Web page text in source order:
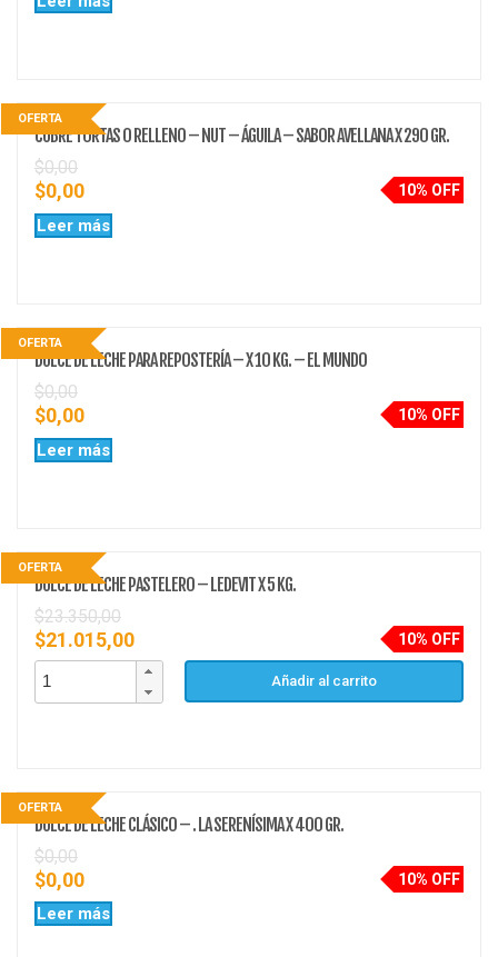
OFERTA
CUBRE TORTAS O RELLENO – NUT – ÁGUILA – SABOR AVELLANA X 290 GR.
10% OFF
$0,00
$0,00
Leer más
OFERTA
DULCE DE LECHE PARA REPOSTERÍA – X 10 KG. – EL MUNDO
10% OFF
$0,00
$0,00
Leer más
OFERTA
DULCE DE LECHE PASTELERO – LEDEVIT X 5 KG.
10% OFF
$23.350,00
$21.015,00
Añadir al carrito
OFERTA
DULCE DE LECHE CLÁSICO – . LA SERENÍSIMA X 400 GR.
10% OFF
$0,00
$0,00
Leer más